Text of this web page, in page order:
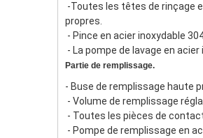
propres.
- Pince en acier inoxydable
- La pompe de lavage en
Partie de remplissage.
- Buse de remplissage haute
- Volume de remplissage
- Toutes les pièces de
- Pompe de remplissage en